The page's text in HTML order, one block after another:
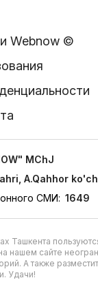
Webnow ©
MChJ
A.Qahhor
СМИ: 1649
Ташкента
нашем сайте
А также
Удачи!